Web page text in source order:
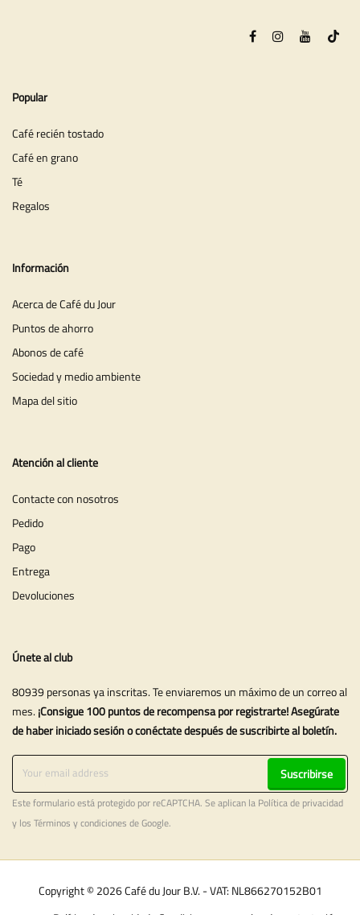
Popular
Café recién tostado
Café en grano
Té
Regalos
Información
Acerca de Café du Jour
Puntos de ahorro
Abonos de café
Sociedad y medio ambiente
Mapa del sitio
Atención al cliente
Contacte con nosotros
Pedido
Pago
Entrega
Devoluciones
Únete al club
80939 personas ya inscritas. Te enviaremos un máximo de un correo al
mes. ¡Consigue 100 puntos de recompensa por registrarte! Asegúrate
de haber iniciado sesión o conéctate después de suscribirte al boletín.
Suscribirse
Este formulario está protegido por reCAPTCHA. Se aplican la Política de privacidad
y los Términos y condiciones de Google.
Copyright © 2026 Café du Jour B.V. - VAT: NL866270152B01